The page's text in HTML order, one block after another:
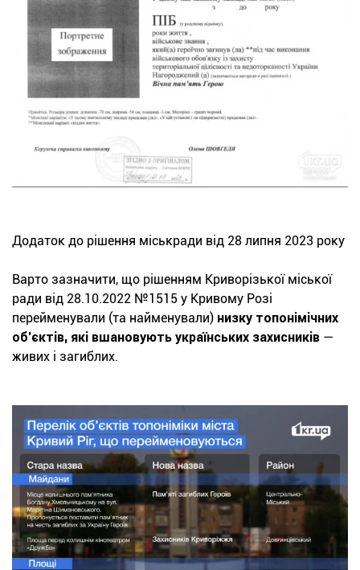
Додаток до рішення міськради від 28 липня 2023 року
Варто зазначити, що рішенням Криворізької міської
ради від 28.10.2022 №1515 у Кривому Розі
перейменували (та найменували) низку топонімічних
об’єктів, які вшановують українських захисників —
живих і загиблих.